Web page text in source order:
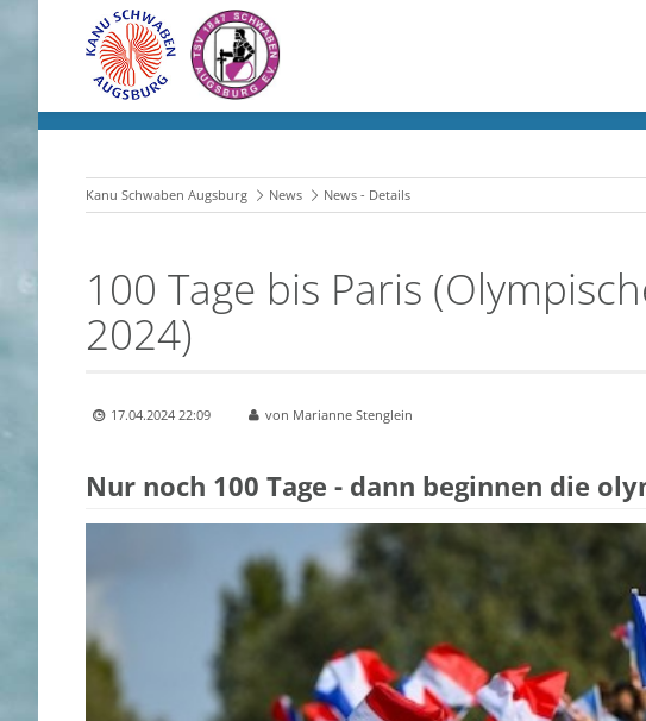
Kanu Schwaben Augsburg News News - Details
100 Tage bis Paris
2024)
17.04.2024 22:09 von Marianne Stenglein
Nur noch 100 Tage - dann beginnen die